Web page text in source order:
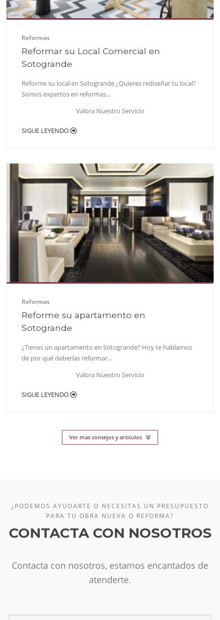
Reformas
Reformar su Local Comercial en
Sotogrande
Reforme su local en Sotogrande ¿Quieres rediseñar tu local?
Somos expertos en reformas…
Valora Nuestro Servicio
SIGUE LEYENDO
Reformas
Reforme su apartamento en
Sotogrande
¿Tienes un apartamento en Sotogrande? Hoy te hablamos
de por qué deberías reformar…
Valora Nuestro Servicio
SIGUE LEYENDO
Ver mas consejos y articulos
¿PODEMOS AYUDARTE O NECESITAS UN PRESUPUESTO
PARA TU OBRA NUEVA O REFORMA?
CONTACTA CON NOSOTROS
Contacta con nosotros, estamos encantados de
atenderte.